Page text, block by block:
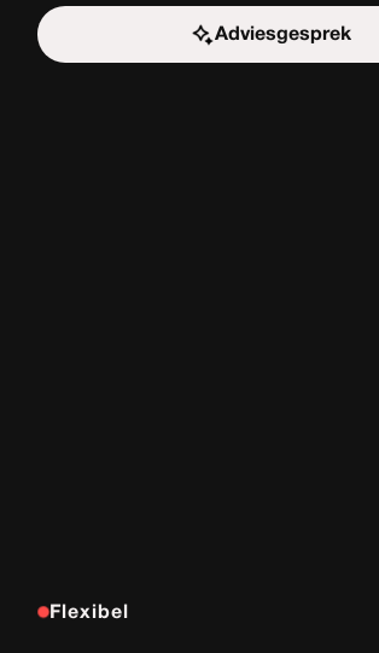
Adviesgesprek
Start de uitdaging
Flexibel